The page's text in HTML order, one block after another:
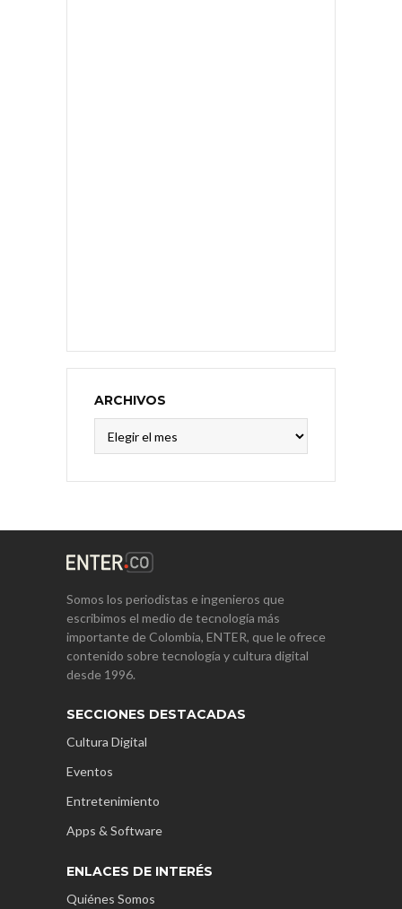
ARCHIVOS
Somos los periodistas e ingenieros que
escribimos el medio de tecnología más
importante de Colombia, ENTER, que le ofrece
contenido sobre tecnología y cultura digital
desde 1996.
SECCIONES DESTACADAS
Cultura Digital
Eventos
Entretenimiento
Apps & Software
ENLACES DE INTERÉS
Quiénes Somos